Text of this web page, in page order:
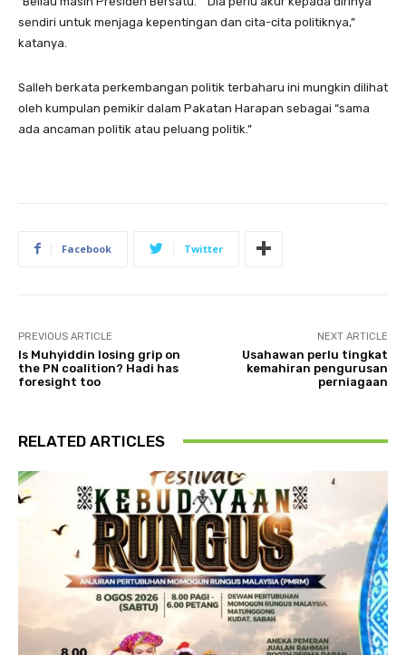
sendiri untuk menjaga kepentingan dan cita-cita politiknya,”
katanya.
Salleh berkata perkembangan politik terbaharu ini mungkin dilihat
oleh kumpulan pemikir dalam Pakatan Harapan sebagai “sama
ada ancaman politik atau peluang politik.”
Facebook Twitter
PREVIOUS ARTICLE
Is Muhyiddin losing grip on
the PN coalition? Hadi has
foresight too
NEXT ARTICLE
Usahawan perlu tingkat
kemahiran pengurusan
perniagaan
RELATED ARTICLES